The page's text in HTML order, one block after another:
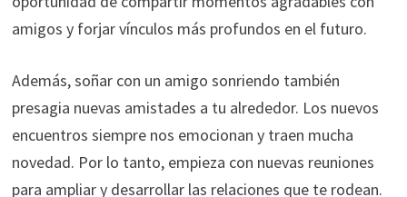
amigos y forjar vínculos más profundos en el futuro.
Además, soñar con un amigo sonriendo también
presagia nuevas amistades a tu alrededor. Los nuevos
encuentros siempre nos emocionan y traen mucha
novedad. Por lo tanto, empieza con nuevas reuniones
para ampliar y desarrollar las relaciones que te rodean.